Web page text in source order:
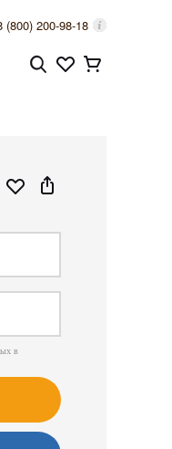
(800) 200-98-18
в